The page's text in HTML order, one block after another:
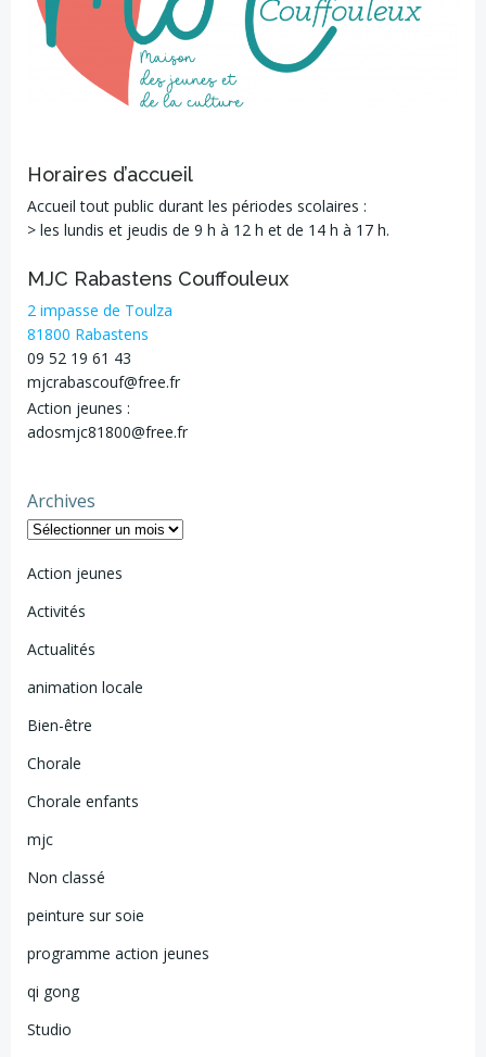
Horaires d’accueil
Accueil tout public durant les périodes scolaires :
> les lundis et jeudis de 9 h à 12 h et de 14 h à 17 h.
MJC Rabastens Couffouleux
2 impasse de Toulza
81800 Rabastens
09 52 19 61 43
mjcrabascouf@free.fr
Action jeunes :
adosmjc81800@free.fr
Archives
Action jeunes
Activités
Actualités
animation locale
Bien-être
Chorale
Chorale enfants
mjc
Non classé
peinture sur soie
programme action jeunes
qi gong
Studio